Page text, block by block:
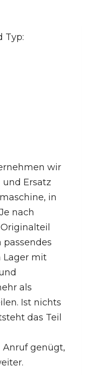
Typ:
wir
Ersatz
in
nach
Lager mit
als
Ist nichts
das Teil
Anruf genügt,